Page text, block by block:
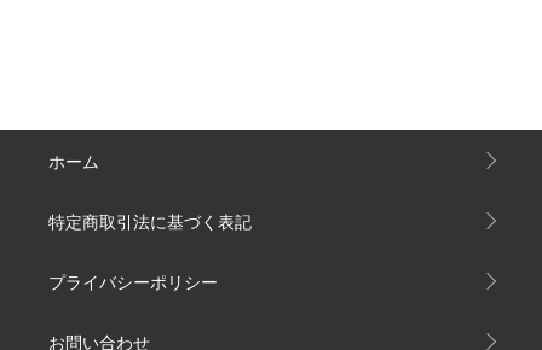
ホーム
特定商取引法に基づく表記
プライバシーポリシー
お問い合わせ